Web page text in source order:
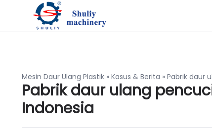
Mesin Daur Ulang Plastik » Kasus & Berita » Pabrik daur
Pabrik daur ulang
Indonesia